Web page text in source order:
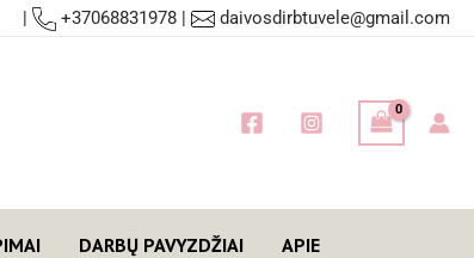
| +37068831978 | daivosdirbtuvele@gmail.com
DARBŲ PAVYZDŽIAI APIE